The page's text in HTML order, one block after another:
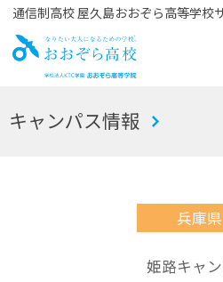
通信制高校 屋久島おおぞら高等学校
お
キャンパス情報
兵庫県
姫路キャ